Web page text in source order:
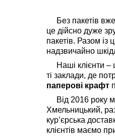
Без пакетів
це дійсно дуже
пакетів. Разом із
надзвичайно
Наші клієнти –
ті заклади, де
паперові крафт
Від 2016 року
Хмельницький,
кур’єрська
клієнтів маємо